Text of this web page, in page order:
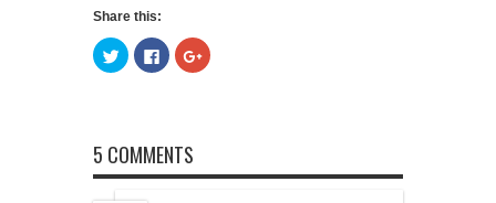
Share this:
Click
to
share
new
window)
Click
to
share
new
window)
Click
to
5 COMMENTS